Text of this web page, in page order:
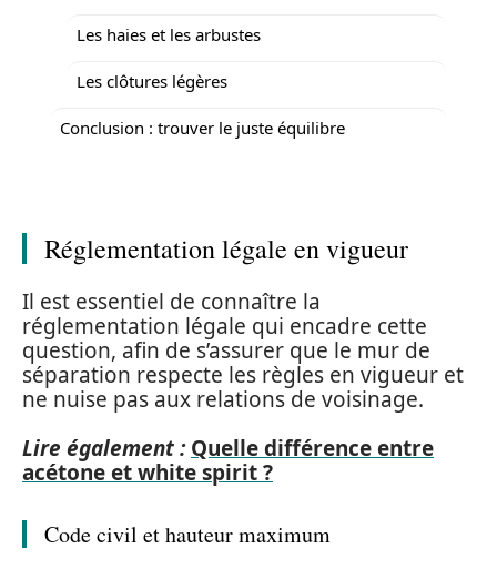
Les haies et les arbustes
Les clôtures légères
Conclusion : trouver le juste équilibre
Réglementation légale en vigueur
Il est essentiel de connaître la
réglementation légale qui encadre cette
question, afin de s’assurer que le mur de
séparation respecte les règles en vigueur et
ne nuise pas aux relations de voisinage.
Lire également : Quelle différence entre
acétone et white spirit ?
Code civil et hauteur maximum